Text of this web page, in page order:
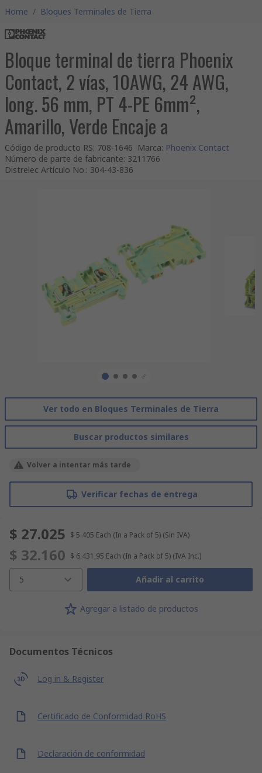
Home / Bloques Terminales de Tierra
Bloque terminal de tierra Phoenix
Contact, 2 vías, 10AWG, 24 AWG,
long. 56 mm, PT 4-PE 6mm²,
Amarillo, Verde Encaje a
Código de producto RS: 708-1646 Marca: Phoenix Contact
Número de parte de fabricante: 3211766
Distrelec Artículo No.: 304-43-836
Ver todo en Bloques Terminales de Tierra
Buscar productos similares
Volver a intentar más tarde
Verificar fechas de entrega
$ 27.025 $ 5.405 Each (In a Pack of 5) (Sin IVA)
$ 32.160 $ 6.431,95 Each (In a Pack of 5) (IVA Inc.)
5 Añadir al carrito
Agregar a listado de productos
Documentos Técnicos
Log in & Register
Certificado de Conformidad RoHS
Declaración de conformidad